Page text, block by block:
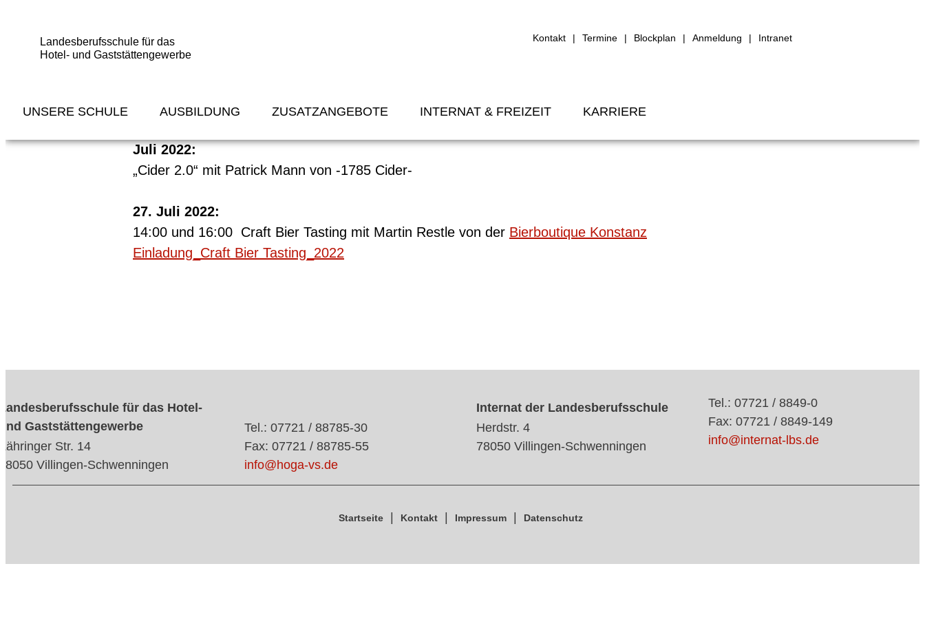
Landesberufsschule für das
Hotel- und Gaststättengewerbe
Kontakt Termine Blockplan Anmeldung Intranet
UNSERE SCHULE AUSBILDUNG ZUSATZANGEBOTE INTERNAT & FREIZEIT KARRIERE
Programme
Juli 2022:
„Cider 2.0“ mit Patrick Mann von -1785 Cider-
27. Juli 2022:
14:00 und 16:00 Craft Bier Tasting mit Martin Restle von der Bierboutique Konstanz
Einladung_Craft Bier Tasting_2022
für das Hotel-
Gaststättengewerbe
Str. 14
Villingen-Schwenningen
Tel.: 07721 / 88785-30
Fax: 07721 / 88785-55
info@hoga-vs.de
Internat der Landesberufsschule
Herdstr. 4
78050 Villingen-Schwenningen
Tel.: 07721 / 8849-0
Fax: 07721 / 8849-149
info@internat-lbs.de
Startseite Kontakt Impressum Datenschutz